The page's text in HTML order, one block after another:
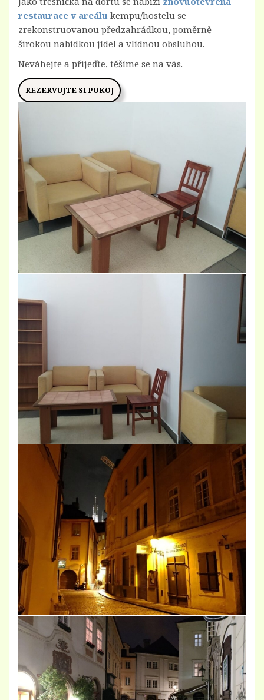
restaurace v areálu kempu/hostelu se
zrekonstruovanou předzahrádkou, poměrně
širokou nabídkou jídel a vlídnou obsluhou.
Neváhejte a přijeďte, těšíme se na vás.
REZERVUJTE SI POKOJ